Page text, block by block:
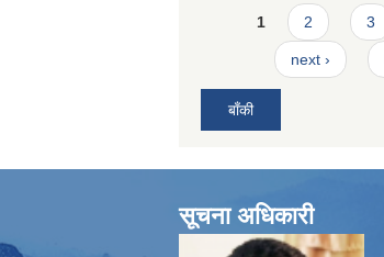
Pages
1 2 3
next ›
बाँकी
सूचना अधिकारी